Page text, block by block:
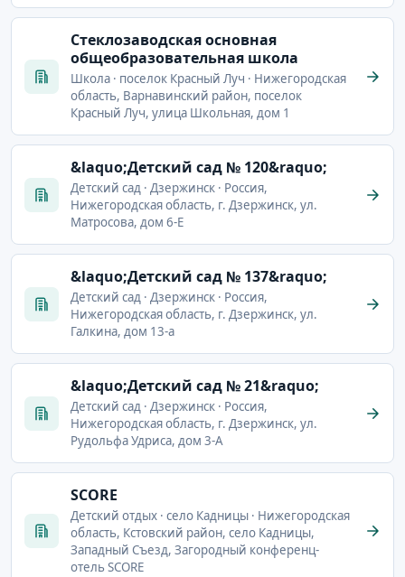
Cтеклозаводская основная
общеобразовательная школа
Школа · поселок Красный Луч · Нижегородская
область, Варнавинский район, поселок
Красный Луч, улица Школьная, дом 1
&laquo;Детский сад № 120&raquo;
Детский сад · Дзержинск · Россия,
Нижегородская область, г. Дзержинск, ул.
Матросова, дом 6-Е
&laquo;Детский сад № 137&raquo;
Детский сад · Дзержинск · Россия,
Нижегородская область, г. Дзержинск, ул.
Галкина, дом 13-а
&laquo;Детский сад № 21&raquo;
Детский сад · Дзержинск · Россия,
Нижегородская область, г. Дзержинск, ул.
Рудольфа Удриса, дом 3-А
SCORE
Детский отдых · село Кадницы · Нижегородская
область, Кстовский район, село Кадницы,
Западный Съезд, Загородный конференц-
отель SCORE